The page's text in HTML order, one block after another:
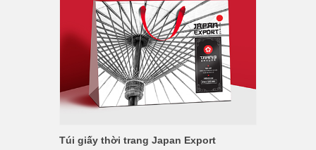
Túi giấy thời trang Japan Export